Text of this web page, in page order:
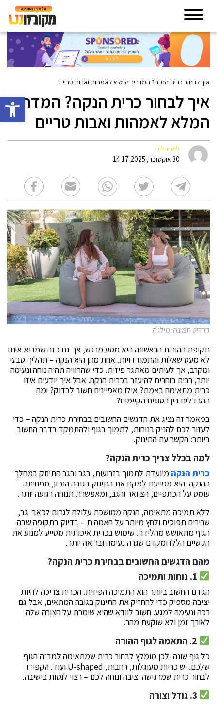
פתח
איך לבחור כרית הנקה? המדריך המלא לאמהות ואבות טריים
איך לבחור כרית הנקה? המדריך
המלא לאמהות ואבות טריים
ליאת לוי
30 אוקטובר, 2025 14:17
קרדיט תמונה: מילגה
תקופת ההורות הראשונה היא מסע מרגש, אך גם כזה שמביא איתו
לא מעט שאלות והתמודדויות. אחת מהן היא הנקה – תהליך טבעי
ומקרב, אך לעיתים מאתגר פיזית. כדי שהחוויה תהיה נוחה ונעימה
יותר, רבים בוחרים להיעזר בכרית הנקה. אבל איך יודעים איזו
כרית מתאימה באמת? אילו מאפיינים חשוב לבדוק? ומה
ההבדלים בין הסוגים הקיימים?
במאמר זה נציג את הדגשים החשובים בבחירת כרית הנקה – כדי
לעזור לכם להניק בנוחות, לתמוך בגוף ולהתמקד בדבר החשוב
ביותר: הקשר עם התינוק.
למה בכלל צריך כרית הנקה?
כרית הנקה מיועדת לתמוך בזרועות, בגב ובגב התינוק במהלך
ההנקה. היא מסייעת למקם את התינוק בגובה הנכון, מפחיתה
עומס על הכתפיים, הצוואר והגב, ומאפשרת תנוחה רגועה יותר.
ללא תמיכה מתאימה, הנקה ממושכת עלולה לגרום לכאבי גב,
שרירים תפוסים ולחץ מיותר על האמהות – בדיוק בתקופה שבה
הגוף מתאושש מהלידה. שימוש בכרית איכותית מסייע למנוע את
הקשיים הללו ומקדם שגרה נעימה ובריאה יותר.
מהם הדגשים החשובים בבחירת כרית הנקה?
הגורם החשוב ביותר הוא התמיכה הפיזית. הכרית צריכה להיות
יציבה מספיק כדי להחזיק את התינוק בגובה המתאים, אבל גם
רכה ונעימה למגע. חשוב לוודא שהיא שומרת על הצורה שלה
לאורך זמן ולא שוקעת מהר.
כל גוף שונה ולכן מומלץ לבחור כרית שמתאימה למבנה הגוף
שלכם. יש כריות מעוגלות, רחבות, U-shaped ועוד. הקפידו
לבחור כרית שמרגישה יציבה ונוחה לכם – רצוי לנסות בישיבה.